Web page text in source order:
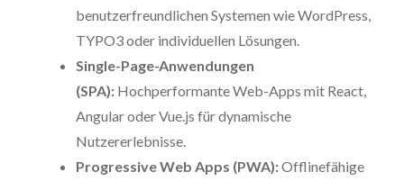
benutzerfreundlichen Systemen wie WordPress,
TYPO3 oder individuellen Lösungen.
Single-Page-Anwendungen
(SPA):Hochperformante Web-Apps mit React,
Angular oder Vue.js für dynamische
Nutzererlebnisse.
Progressive Web Apps (PWA):Offlinefähige